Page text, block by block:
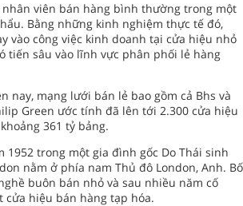
viên bán hàng bình thường trong một
Bằng những kinh nghiệm thực tế đó,
vào công việc kinh doanh tại cửa hiệu nhỏ
tiến sâu vào lĩnh vực phân phối lẻ hàng
nay, mạng lưới bán lẻ bao gồm cả Bhs và
Green ước tính đã lên tới 2.300 cửa hiệu
361 tỷ bảng.
1952 trong một gia đình gốc Do Thái sinh
nằm ở phía nam Thủ đô London, Anh. Bố
buôn bán nhỏ và sau nhiều năm cố
cửa hiệu bán hàng tạp hóa.